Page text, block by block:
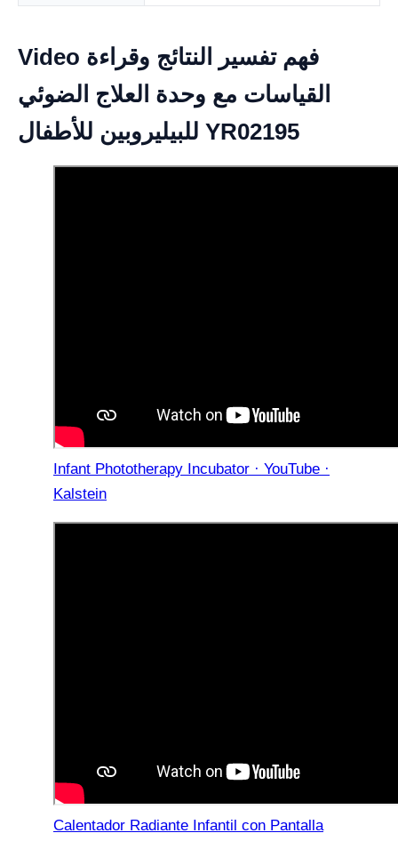
Video فهم تفسير النتائج وقراءة
القياسات مع وحدة العلاج الضوئي
للبيليروبين للأطفال YR02195
Infant Phototherapy Incubator · YouTube ·
Kalstein
Calentador Radiante Infantil con Pantalla